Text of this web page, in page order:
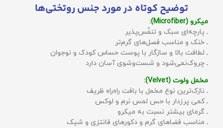
توضیح کوتاه در مورد جنس روتختی‌ها
میکرو (Microfiber):
ـ پارچه‌ای سبک و تنفّس‌پذیر
ـ خنک و مناسب فصل‌های گرم‌تر
ـ لطافت بالا و سازگار با پوست حساس کودک و نوجوان
ـ چروک‌نمی‌شود و شست‌وشوی آسان دارد
مخمل ولوت (Velvet):
ـ نازک‌ترین نوع مخمل با بافت راه‌راه ظریف
ـ کمی پرزدار با حس لمس نرم و لوکس
ـ گرمای بیشتر نسبت به میکرو
ـ مناسب فضاهای گرم و دکورهای فانتزی و شیک